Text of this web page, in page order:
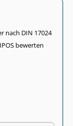
nach DIN 17024
bewerten